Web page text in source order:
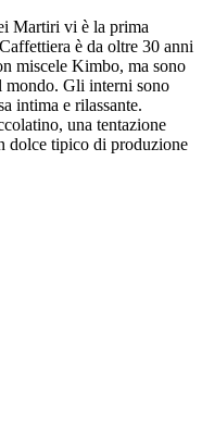
Martiri vi è la prima
è da oltre 30 anni
miscele Kimbo, ma sono
mondo. Gli interni sono
intima e rilassante.
una tentazione
dolce tipico di produzione